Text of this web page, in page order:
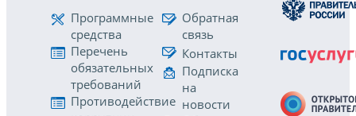
Программные
средства
Перечень
обязательных
требований
Противодействие
Обратная
связь
Контакты
Подписка
на
новости